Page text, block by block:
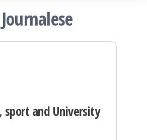
Journalese
sport and University